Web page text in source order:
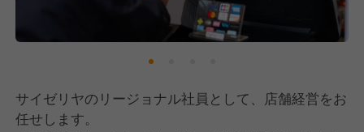
【愛され続ける自社商品の魅力】
当社では、食材の生産から加工、物流、提供まで自社
で行う「製造直販業」を取り入れています。
リーズナブルな価格でより良いものをお客様にお届け
するべく、日々安全と品質を追求。
多くの方に毎日食べても飽きない、健康的なイタリア
サイゼリヤのリージョナル社員として、店舗経営をお
任せします。